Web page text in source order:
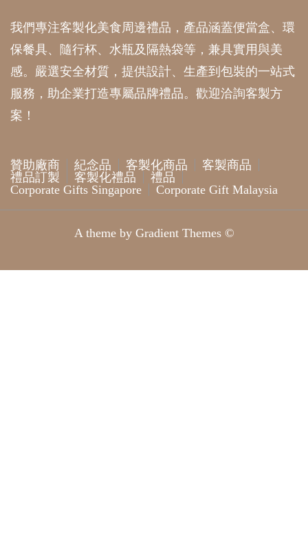
我們專注客製化美食周邊禮品，產品涵蓋便當盒、環
保餐具、隨行杯、水瓶及隔熱袋等，兼具實用與美
感。嚴選安全材質，提供設計、生產到包裝的一站式
服務，助企業打造專屬品牌禮品。歡迎洽詢客製方
案！
贊助廠商 紀念品 客製化商品
客製商品
禮品訂製
客製化禮品
禮品
Corporate Gifts Singapore
Corporate Gift Malaysia
A theme by Gradient Themes ©